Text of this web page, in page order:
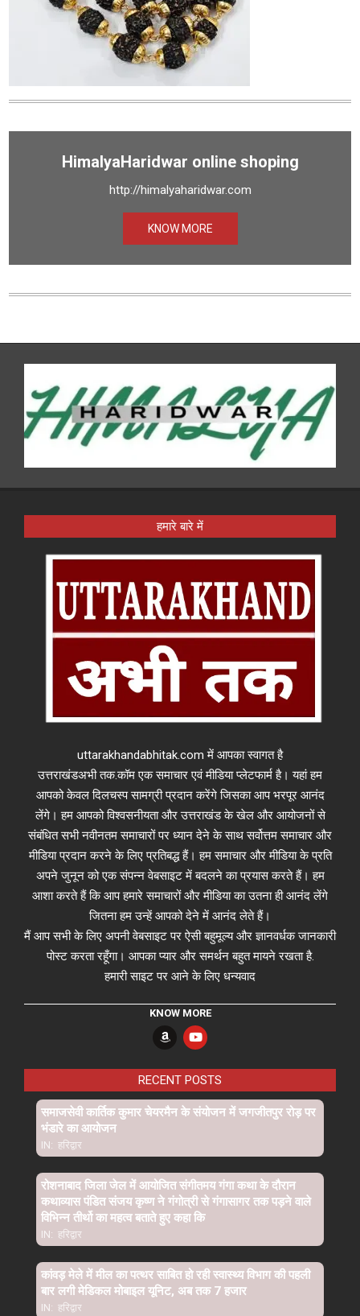
HimalyaHaridwar online shoping
http://himalyaharidwar.com
KNOW MORE
हमारे बारे में
uttarakhandabhitak.com में आपका स्वागत है
उत्तराखंडअभी तक.कॉम एक समाचार एवं मीडिया प्लेटफार्म है। यहां हम
आपको केवल दिलचस्प सामग्री प्रदान करेंगे जिसका आप भरपूर आनंद
लेंगे। हम आपको विश्वसनीयता और उत्तराखंड के खेल और आयोजनों से
संबंधित सभी नवीनतम समाचारों पर ध्यान देने के साथ सर्वोत्तम समाचार और
मीडिया प्रदान करने के लिए प्रतिबद्ध हैं। हम समाचार और मीडिया के प्रति
अपने जुनून को एक संपन्न वेबसाइट में बदलने का प्रयास करते हैं। हम
आशा करते हैं कि आप हमारे समाचारों और मीडिया का उतना ही आनंद लेंगे
जितना हम उन्हें आपको देने में आनंद लेते हैं।
मैं आप सभी के लिए अपनी वेबसाइट पर ऐसी बहुमूल्य और ज्ञानवर्धक जानकारी
पोस्ट करता रहूँगा। आपका प्यार और समर्थन बहुत मायने रखता है.
हमारी साइट पर आने के लिए धन्यवाद
KNOW MORE
RECENT POSTS
समाजसेवी कार्तिक कुमार चेयरमैन के संयोजन में जगजीतपुर रोड़ पर
भंडारे का आयोजन
IN: हरिद्वार
रोशनाबाद जिला जेल में आयोजित संगीतमय गंगा कथा के दौरान
कथाव्यास पंडित संजय कृष्ण ने गंगोत्री से गंगासागर तक पड़ने वाले
विभिन्न तीर्थो का महत्व बताते हुए कहा कि
IN: हरिद्वार
कांवड़ मेले में मील का पत्थर साबित हो रही स्वास्थ्य विभाग की पहली
बार लगी मेडिकल मोबाइल यूनिट, अब तक 7 हजार
IN: हरिद्वार